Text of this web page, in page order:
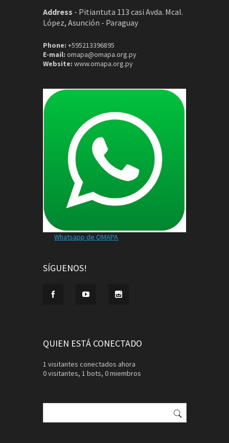
Address - Pitiantuta 113 casi Avda. Mcal.
López, Asunción - Paraguay
Phone: +595213396895
E-mail: omapa@omapa.org.py
Website: www.omapa.org.py
Whatsapp de OMAPA
SÍGUENOS!
QUIEN ESTÁ CONECTADO
1 visitantes conectados ahora
0 visitantes, 1 bots, 0 miembros
Buscar: